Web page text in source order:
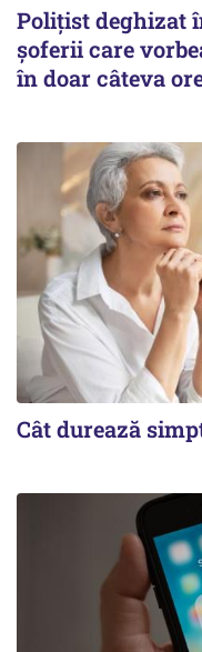
Polițist deghizat
șoferii care
în doar câteva
Cât durează